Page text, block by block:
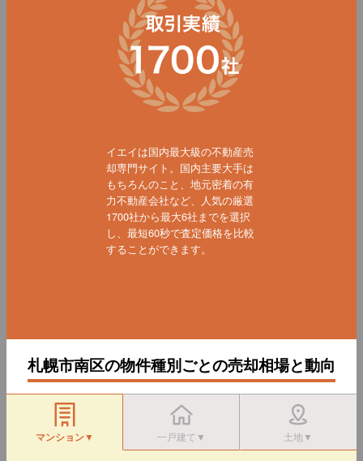
イエイは国内最大級の不動産売
却専門サイト。国内主要大手は
もちろんのこと、地元密着の有
力不動産会社など、人気の厳選
1700社から最大6社までを選択
し、最短60秒で査定価格を比較
することができます。
札幌市南区の物件種別ごとの売却相場と動向
マンション▼ 一戸建て▼ 土地▼